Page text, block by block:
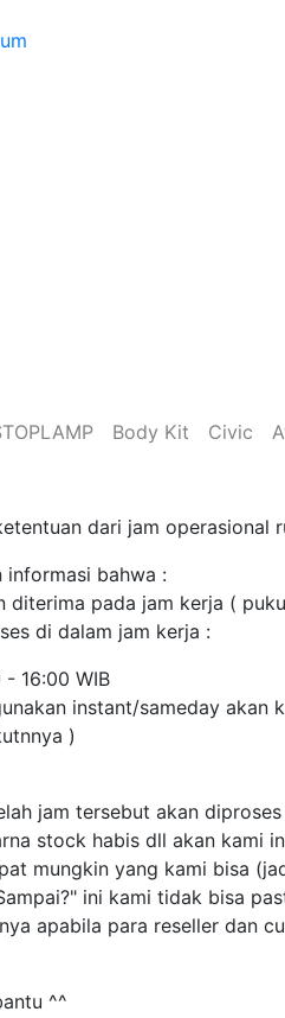
Body Kit Civic
dari jam operasional
informasi bahwa :
diterima pada jam kerja (
di dalam jam kerja :
16:00 WIB
instant/sameday akan
)
jam tersebut akan
stock habis dll akan kami
mungkin yang kami bisa
ini kami tidak bisa
apabila para reseller dan
^^